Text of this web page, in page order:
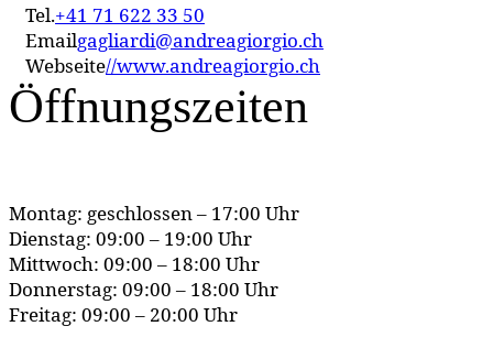
Tel.+41 71 622 33 50
Emailgagliardi@andreagiorgio.ch
Webseite//www.andreagiorgio.ch
Öffnungszeiten
Montag: geschlossen – 17:00 Uhr
Dienstag: 09:00 – 19:00 Uhr
Mittwoch: 09:00 – 18:00 Uhr
Donnerstag: 09:00 – 18:00 Uhr
Freitag: 09:00 – 20:00 Uhr